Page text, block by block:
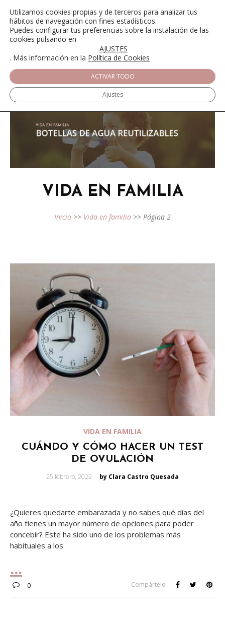
VIDA EN FAMILIA
Inicio >> Vida en familia >> Página 2
VIDA EN FAMILIA
CUÁNDO Y CÓMO HACER UN TEST
DE OVULACIÓN
Posted
25 febrero, 2022 by Clara Castro Quesada
¿Quieres quedarte embarazada y no sabes qué días del
año tienes un mayor número de opciones para poder
concebir? Este ha sido uno de los problemas más
habituales a los
0 Compártelo
Utilizamos cookies propias y de terceros para analizar tus
hábitos de navegación con fines estadísticos.
Puedes configurar tus preferencias sobre la instalación de las
cookies pulsando en
AJUSTES
. Más información en la Política de Cookies
ACTIVAR TODO
Ajustes